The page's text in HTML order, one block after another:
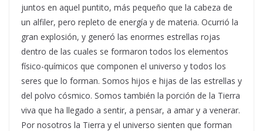
juntos en aquel puntito, más pequeño que la cabeza de
un alfiler, pero repleto de energía y de materia. Ocurrió la
gran explosión, y generó las enormes estrellas rojas
dentro de las cuales se formaron todos los elementos
físico-químicos que componen el universo y todos los
seres que lo forman. Somos hijos e hijas de las estrellas y
del polvo cósmico. Somos también la porción de la Tierra
viva que ha llegado a sentir, a pensar, a amar y a venerar.
Por nosotros la Tierra y el universo sienten que forman